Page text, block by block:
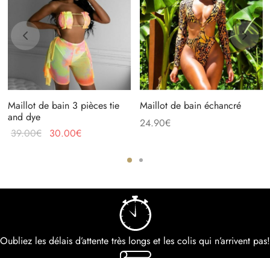
Maillot de bain 3 pièces tie
and dye
39.00€ 30.00€
Maillot de bain échancré
24.90€
Oubliez les délais d’attente très longs et les colis qui n’arrivent pas!